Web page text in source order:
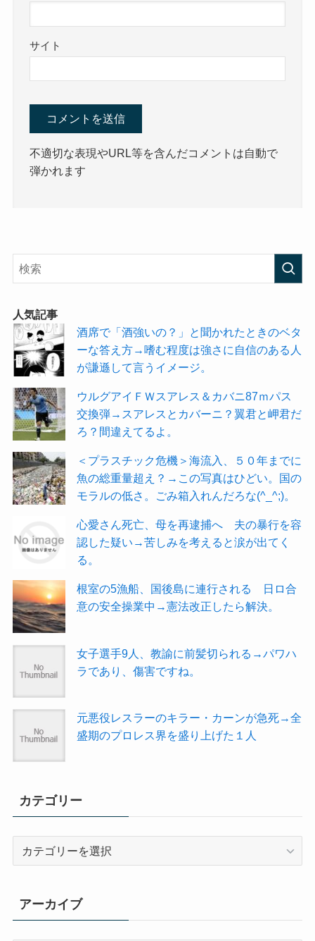
サイト
不適切な表現やURL等を含んだコメントは自動で
弾かれます
人気記事
酒席で「酒強いの？」と聞かれたときのベタ
ーな答え方→嗜む程度は強さに自信のある人
が謙遜して言うイメージ。
ウルグアイＦＷスアレス＆カバニ87ｍパス
交換弾→スアレスとカバーニ？翼君と岬君だ
ろ？間違えてるよ。
＜プラスチック危機＞海流入、５０年までに
魚の総重量超え？→この写真はひどい。国の
モラルの低さ。ごみ箱入れんだろな(^_^;)。
心愛さん死亡、母を再逮捕へ 夫の暴行を容
認した疑い→苦しみを考えると涙が出てく
る。
根室の5漁船、国後島に連行される 日ロ合
意の安全操業中→憲法改正したら解決。
女子選手9人、教諭に前髪切られる→パワハ
ラであり、傷害ですね。
元悪役レスラーのキラー・カーンが急死→全
盛期のプロレス界を盛り上げた１人
カテゴリー
リ
ー
アーカイブ